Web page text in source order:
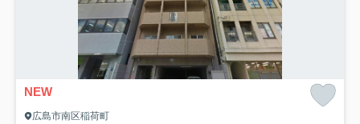
NEW
広島市南区稲荷町